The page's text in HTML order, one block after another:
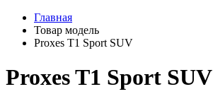
Главная
Товар модель
Proxes T1 Sport SUV
Proxes T1 Sport SUV